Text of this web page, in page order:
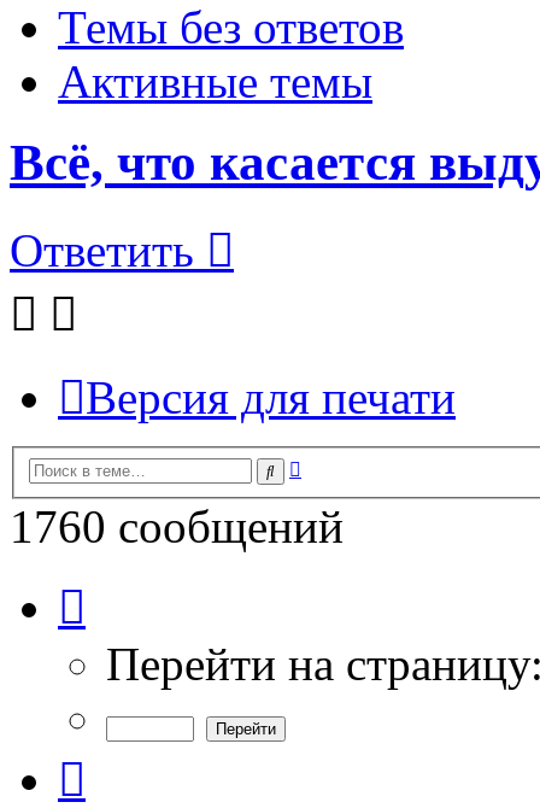
Темы без ответов
Активные темы
Всё, что касается
Ответить
Версия для печати
Поиск
1760 сообщений
из
Перейти на